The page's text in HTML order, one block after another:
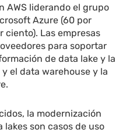
AWS liderando el grupo
Azure (60 por
ciento). Las empresas
para soportar
de data lake y la
el data warehouse y la
la modernización
son casos de uso